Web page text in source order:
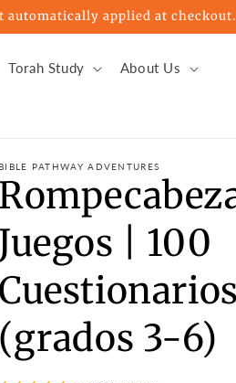
automatically applied at checkout.
Torah Study About Us
BIBLE PATHWAY ADVENTURES
Juegos | 100
(grados 3-6)